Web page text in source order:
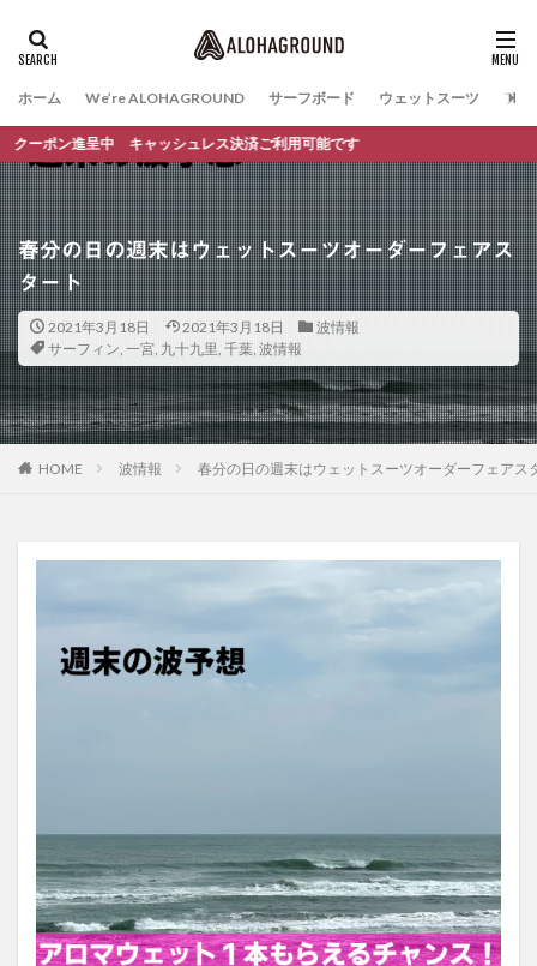
ホーム We’re ALOHAGROUND サーフボード ウェットスーツ ファ
キャッシュレス決済ご利用可能です
春分の日の週末はウェットスーツオーダーフェアス
タート
2021年3月18日 2021年3月18日
波情報
サーフィン, 一宮, 九十九里, 千葉, 波情報
HOME 波情報 春分の日の週末はウェットスーツオーダーフェアス